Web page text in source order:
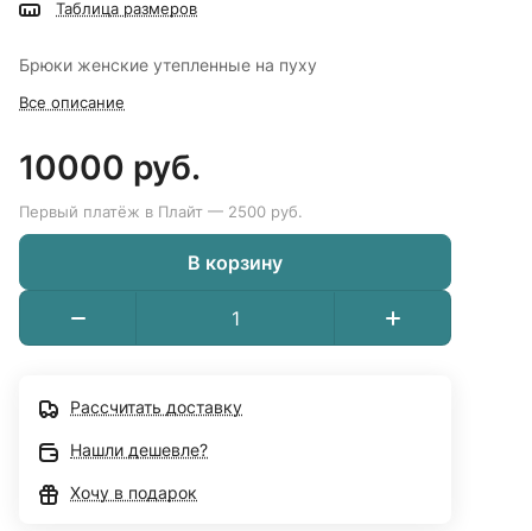
Таблица размеров
Брюки женские утепленные на пуху
Все описание
10000 руб.
Первый платёж в Плайт — 2500 руб.
В корзину
Рассчитать доставку
Нашли дешевле?
Хочу в подарок